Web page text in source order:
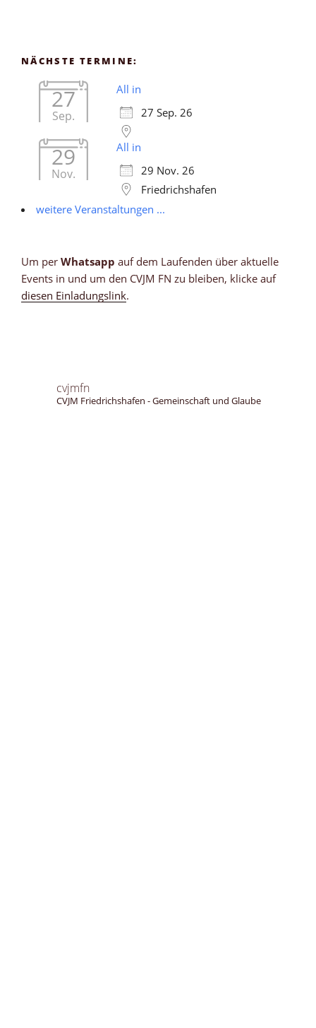
NÄCHSTE TERMINE:
27
Sep.
All in
27 Sep. 26
29
Nov.
All in
29 Nov. 26
Friedrichshafen
weitere Veranstaltungen ...
Um per Whatsapp auf dem Laufenden über aktuelle
Events in und um den CVJM FN zu bleiben, klicke auf
diesen Einladungslink.
cvjmfn
CVJM Friedrichshafen - Gemeinschaft und Glaube